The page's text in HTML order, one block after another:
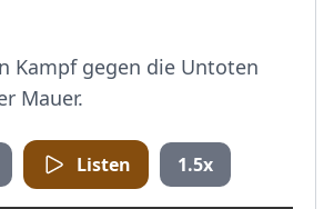
Kampf gegen die Untoten
Mauer.
Listen 1.5x